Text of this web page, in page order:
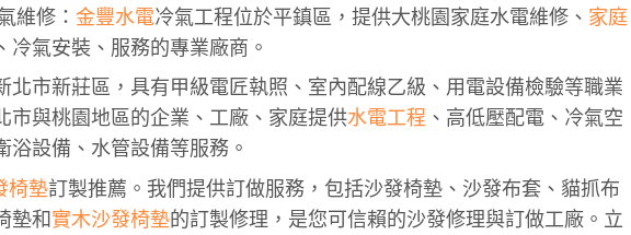
維修： 金豐水電冷氣工程位於平鎮區，提供大桃園家庭水電維修、 家庭
冷氣安裝、服務的專業廠商。
北市新莊區，具有甲級電匠執照、室內配線乙級、用電設備檢驗等職業
市與桃園地區的企業、工廠、家庭提供水電工程 、高低壓配電、冷氣空
浴設備、水管設備等服務。
椅墊訂製推薦。我們提供訂做服務，包括沙發椅墊、沙發布套、貓抓布
墊和實木沙發椅墊的訂製修理，是您可信賴的沙發修理與訂做工廠。立